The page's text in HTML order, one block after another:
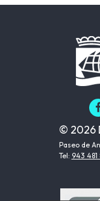
© 2026
Paseo de
Tel: 943 481